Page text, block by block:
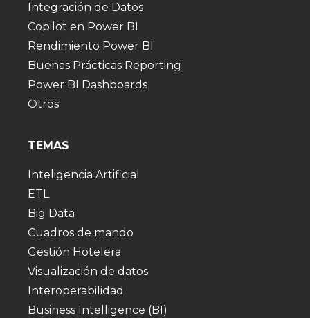
Integración de Datos
Copilot en Power BI
Rendimiento Power BI
Buenas Prácticas Reporting
Power BI Dashboards
Otros
TEMAS
Inteligencia Artificial
ETL
Big Data
Cuadros de mando
Gestión Hotelera
Visualización de datos
Interoperabilidad
Business Intelligence (BI)